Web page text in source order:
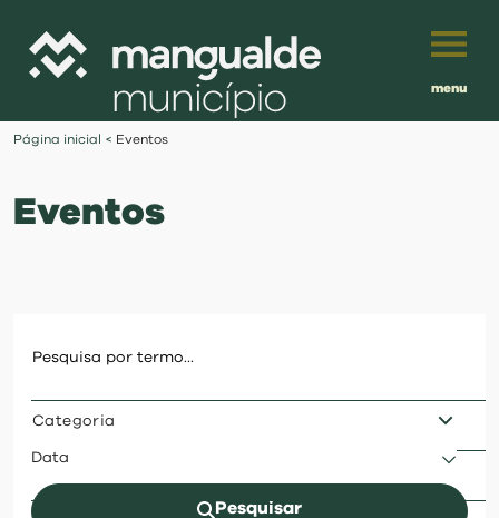
menu
investir
balcão digital
visit
Português
Página inicial < Eventos
Eventos
Categoria
Data
Pesquisar